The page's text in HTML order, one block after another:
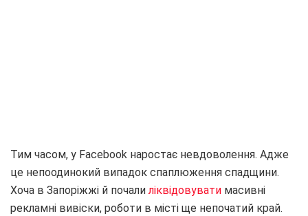
Тим часом, у Facebook наростає невдоволення. Адже
це непоодинокий випадок спаплюження спадщини.
Хоча в Запоріжжі й почалиліквідовувати масивні
рекламні вивіски, роботи в місті ще непочатий край.